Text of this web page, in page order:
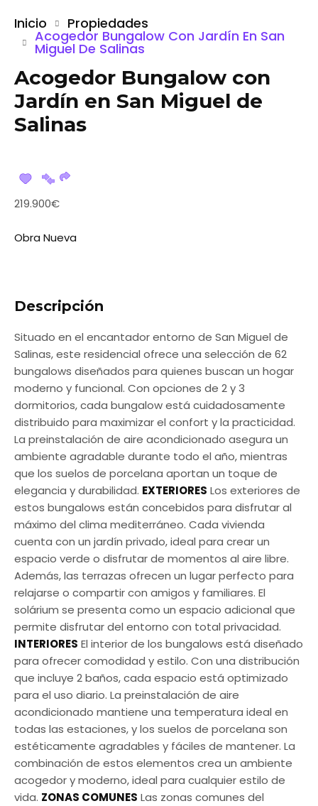
Inicio Propiedades
Acogedor Bungalow Con Jardín En San
Miguel De Salinas
Acogedor Bungalow con
Jardín en San Miguel de
Salinas
219.900€
Obra Nueva
Descripción
Situado en el encantador entorno de San Miguel de
Salinas, este residencial ofrece una selección de 62
bungalows diseñados para quienes buscan un hogar
moderno y funcional. Con opciones de 2 y 3
dormitorios, cada bungalow está cuidadosamente
distribuido para maximizar el confort y la practicidad.
La preinstalación de aire acondicionado asegura un
ambiente agradable durante todo el año, mientras
que los suelos de porcelana aportan un toque de
elegancia y durabilidad. EXTERIORES Los exteriores de
estos bungalows están concebidos para disfrutar al
máximo del clima mediterráneo. Cada vivienda
cuenta con un jardín privado, ideal para crear un
espacio verde o disfrutar de momentos al aire libre.
Además, las terrazas ofrecen un lugar perfecto para
relajarse o compartir con amigos y familiares. El
solárium se presenta como un espacio adicional que
permite disfrutar del entorno con total privacidad.
INTERIORES El interior de los bungalows está diseñado
para ofrecer comodidad y estilo. Con una distribución
que incluye 2 baños, cada espacio está optimizado
para el uso diario. La preinstalación de aire
acondicionado mantiene una temperatura ideal en
todas las estaciones, y los suelos de porcelana son
estéticamente agradables y fáciles de mantener. La
combinación de estos elementos crea un ambiente
acogedor y moderno, ideal para cualquier estilo de
vida. ZONAS COMUNES Las zonas comunes del